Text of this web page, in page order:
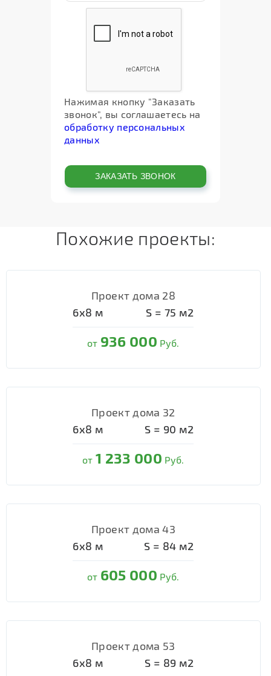
Нажимая кнопку "Заказать
звонок", вы соглашаетесь на
обработку персональных
данных
Похожие проекты:
Проект дома 28
6х8 м S = 75 м2
от 936 000 Руб.
Проект дома 32
6х8 м S = 90 м2
от 1 233 000 Руб.
Проект дома 43
6х8 м S = 84 м2
от 605 000 Руб.
Проект дома 53
6х8 м S = 89 м2